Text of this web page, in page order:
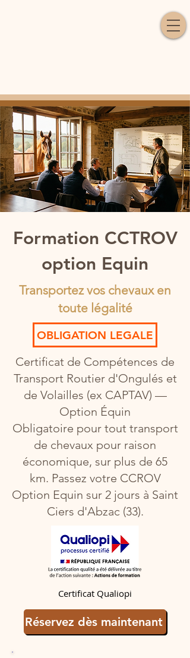
Formation CCTROV
option Equin
Transportez vos chevaux en
toute légalité
OBLIGATION LEGALE
​​Certificat de Compétences de
Transport Routier d'Ongulés et
de Volailles (ex CAPTAV) —
Option Équin
Obligatoire pour tout transport
de chevaux pour raison
économique, sur plus de 65
km. Passez votre CCROV
Option Equin sur 2 jours à Saint
Ciers d'Abzac (33).
Certificat Qualiopi
Réservez dès maintenant